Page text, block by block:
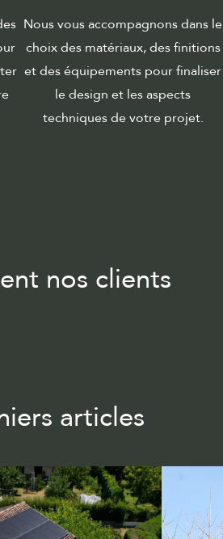
Nous vous accompagnons dans le
choix des matériaux, des finitions
et des équipements pour finaliser
le design et les aspects
techniques de votre projet.
nos clients
articles